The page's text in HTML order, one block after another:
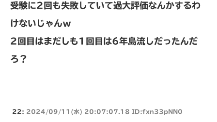
受験に2回も失敗していて過大評価なんかするわ
けないじゃんｗ
2回目はまだしも1回目は6年島流しだったんだ
ろ？
22: 2024/09/11(水) 20:07:07.18 ID:fxn33pNN0